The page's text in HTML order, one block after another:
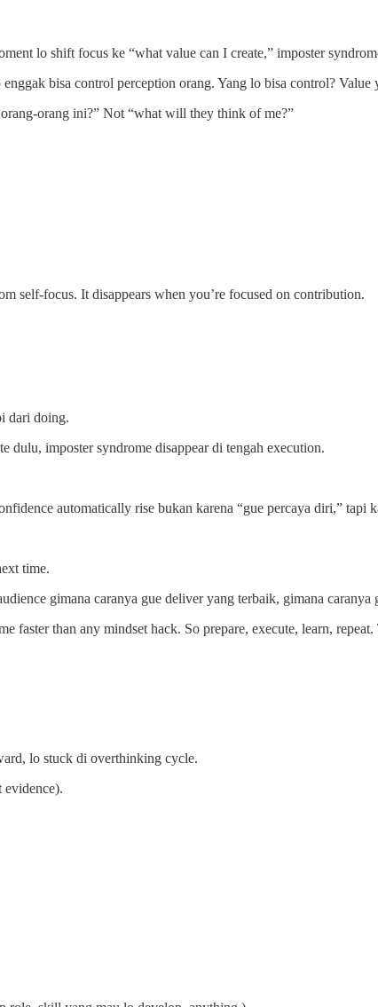
lo shift focus ke “what value can I create,” imposter
bisa control perception orang. Yang lo bisa control? Value
orang ini?” Not “what will they think of me?”
self-focus. It disappears when you’re focused on contribution.
dari doing.
dulu, imposter syndrome disappear di tengah execution.
automatically rise bukan karena “gue percaya diri,” tapi
time.
gimana caranya gue deliver yang terbaik, gimana caranya
than any mindset hack. So prepare, execute, learn, repeat.
lo stuck di overthinking cycle.
evidence).